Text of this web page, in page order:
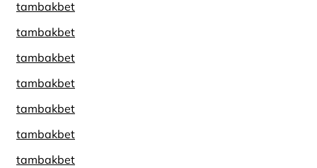
tambakbet
tambakbet
tambakbet
tambakbet
tambakbet
tambakbet
tambakbet